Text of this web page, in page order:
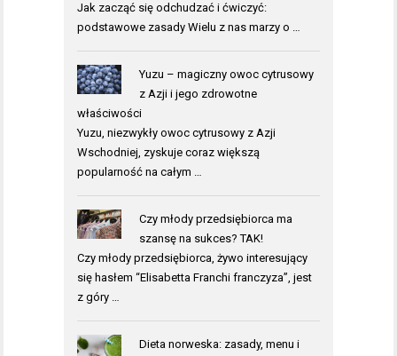
Jak zacząć się odchudzać i ćwiczyć:
podstawowe zasady Wielu z nas marzy o …
Yuzu – magiczny owoc cytrusowy
z Azji i jego zdrowotne
właściwości
Yuzu, niezwykły owoc cytrusowy z Azji
Wschodniej, zyskuje coraz większą
popularność na całym …
Czy młody przedsiębiorca ma
szansę na sukces? TAK!
Czy młody przedsiębiorca, żywo interesujący
się hasłem “Elisabetta Franchi franczyza”, jest
z góry …
Dieta norweska: zasady, menu i